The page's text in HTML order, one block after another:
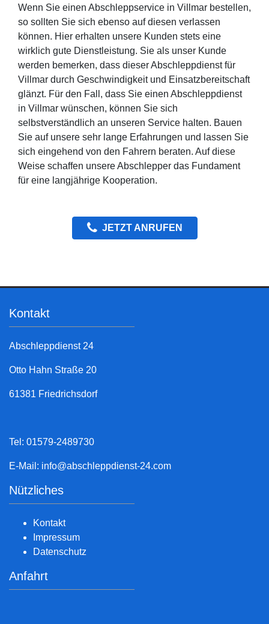
Wenn Sie einen Abschleppservice in Villmar bestellen,
so sollten Sie sich ebenso auf diesen verlassen
können. Hier erhalten unsere Kunden stets eine
wirklich gute Dienstleistung. Sie als unser Kunde
werden bemerken, dass dieser Abschleppdienst für
Villmar durch Geschwindigkeit und Einsatzbereitschaft
glänzt. Für den Fall, dass Sie einen Abschleppdienst
in Villmar wünschen, können Sie sich
selbstverständlich an unseren Service halten. Bauen
Sie auf unsere sehr lange Erfahrungen und lassen Sie
sich eingehend von den Fahrern beraten. Auf diese
Weise schaffen unsere Abschlepper das Fundament
für eine langjährige Kooperation.
JETZT ANRUFEN
Kontakt
Abschleppdienst 24
Otto Hahn Straße 20
61381 Friedrichsdorf
Tel: 01579-2489730
E-Mail: info@abschleppdienst-24.com
Nützliches
Kontakt
Impressum
Datenschutz
Anfahrt